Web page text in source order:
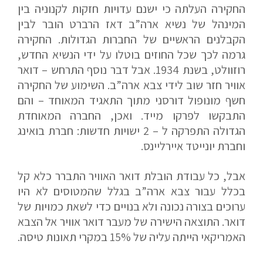
החקירה העלתה כי ישנם עדויות חזקות לקנוניה בין
המינהל של נשיא ארה”ב דאז הרברט הובר לבין
הקבלנים הראשיים של החברות הגדולות. החקירה
גרמה לכך שכל החוזים בוטלו על ידי הנשיא החדש,
רוזוולט, בשנת 1934. אבל דבר נוסף התרחש – דואר
אוויר חזר שוב לידי צבא ארה”ב. השימוע של החקירה
חשף מונופול דורסני מתוך התאגיד המאוחד – והם
התבקשו לפרקו מייד. ואכן, החברה המאוחדת
הגדולה התפרקה ל – 2 ישויות חדשות: חברת בואינג
וחברת יונייטד איירליינס.
אבל, כל עבודת הובלת דואר האוויר התברר כלא קל
בכלל עבור צבא ארה”ב בגלל שהמטוסים לא היו
ערוכים בצורה נכונה ולא בנויים כדי לשאת כמויות של
דואר. התוצאה הישירה של מעבר דואר אוויר אל הצבא
האמריקאי הייתה עליה של 15% במקרי תאונות טיסה.
אם הגעתם לפה,
סימן שאתם מעוניינים
בפרטים נוספים.